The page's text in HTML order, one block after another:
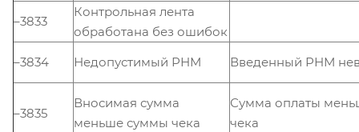
–3833
Контрольная лента
обработана без ошибок
–3834
Недопустимый РНМ Введенный РНМ
–3835
Вносимая сумма
меньше суммы чека
Сумма оплаты
чека